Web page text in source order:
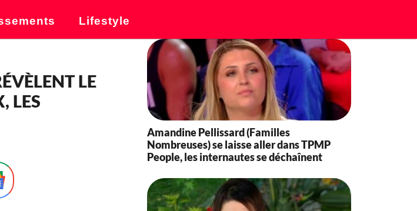
Lifestyle
LE
LES
Amandine Pellissard (Familles
Nombreuses) se laisse aller dans TPMP
People, les internautes se déchaînent